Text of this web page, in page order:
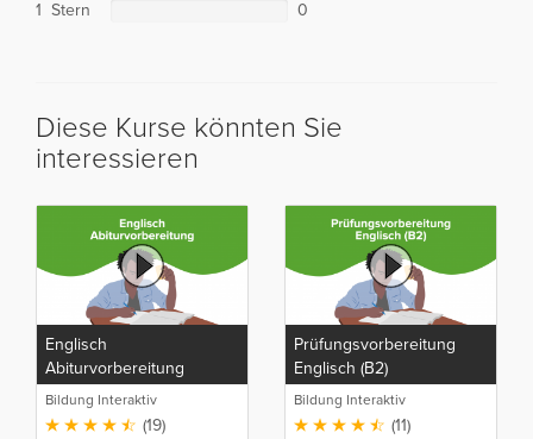
1 Stern
0
Diese Kurse könnten Sie
interessieren
Englisch
Abiturvorbereitung
Bildung Interaktiv
(19)
Prüfungsvorbereitung
Englisch (B2)
Bildung Interaktiv
(11)